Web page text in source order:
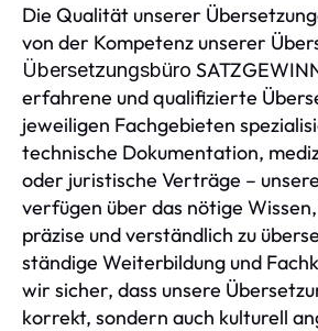
Die Qualität unserer
von der Kompetenz unserer
Übersetzungsbüro
erfahrene und qualifizierte
jeweiligen Fachgebieten
technische Dokumentation,
oder juristische Verträge –
verfügen über das nötige
präzise und verständlich zu
ständige Weiterbildung und
wir sicher, dass unsere
korrekt, sondern auch kulturell